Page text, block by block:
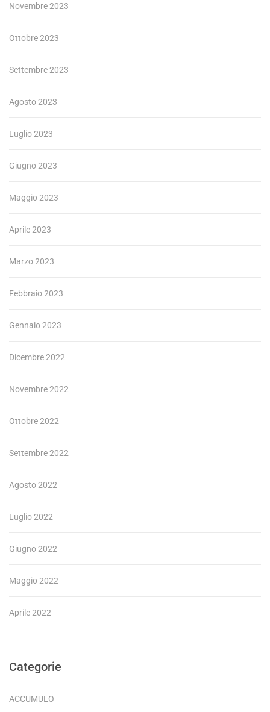
Novembre 2023
Ottobre 2023
Settembre 2023
Agosto 2023
Luglio 2023
Giugno 2023
Maggio 2023
Aprile 2023
Marzo 2023
Febbraio 2023
Gennaio 2023
Dicembre 2022
Novembre 2022
Ottobre 2022
Settembre 2022
Agosto 2022
Luglio 2022
Giugno 2022
Maggio 2022
Aprile 2022
Categorie
ACCUMULO